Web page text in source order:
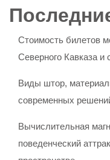
Стоимость билетов
Северного Кавказа и
Виды штор,
современных
Вычислительная
поведенческий